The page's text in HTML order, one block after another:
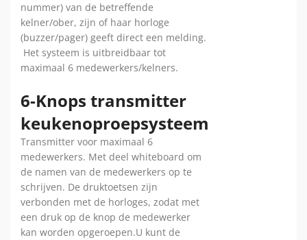
nummer) van de betreffende
kelner/ober, zijn of haar horloge
(buzzer/pager) geeft direct een melding.
Het systeem is uitbreidbaar tot
maximaal 6 medewerkers/kelners.
6-Knops transmitter
keukenoproepsysteem
Transmitter voor maximaal 6
medewerkers. Met deel whiteboard om
de namen van de medewerkers op te
schrijven. De druktoetsen zijn
verbonden met de horloges, zodat met
een druk op de knop de medewerker
kan worden opgeroepen.U kunt de